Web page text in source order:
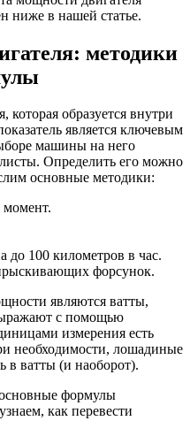
ниже в нашей статье.
методики
образуется внутри
является ключевым
машины на него
Определить его можно
основные методики:
до 100 километров в час.
форсунок.
являются ватты,
с помощью
измерения есть
необходимости, лошадиные
в ватты (и наоборот).
формулы
как перевести